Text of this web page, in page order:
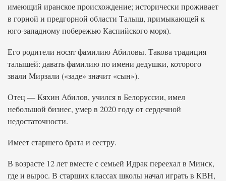
имеющий иранское происхождение; исторически проживает
в горной и предгорной области Талыш, примыкающей к
юго-западному побережью Каспийского моря).
Его родители носят фамилию Абиловы. Такова традиция
талышей: давать фамилию по имени дедушки, которого
звали Мирзали («заде» значит «сын»).
Отец — Кяхин Абилов, учился в Белоруссии, имел
небольшой бизнес, умер в 2020 году от сердечной
недостаточности.
Имеет старшего брата и сестру.
В возрасте 12 лет вместе с семьей Идрак переехал в Минск,
где и вырос. В старших классах школы начал играть в КВН,